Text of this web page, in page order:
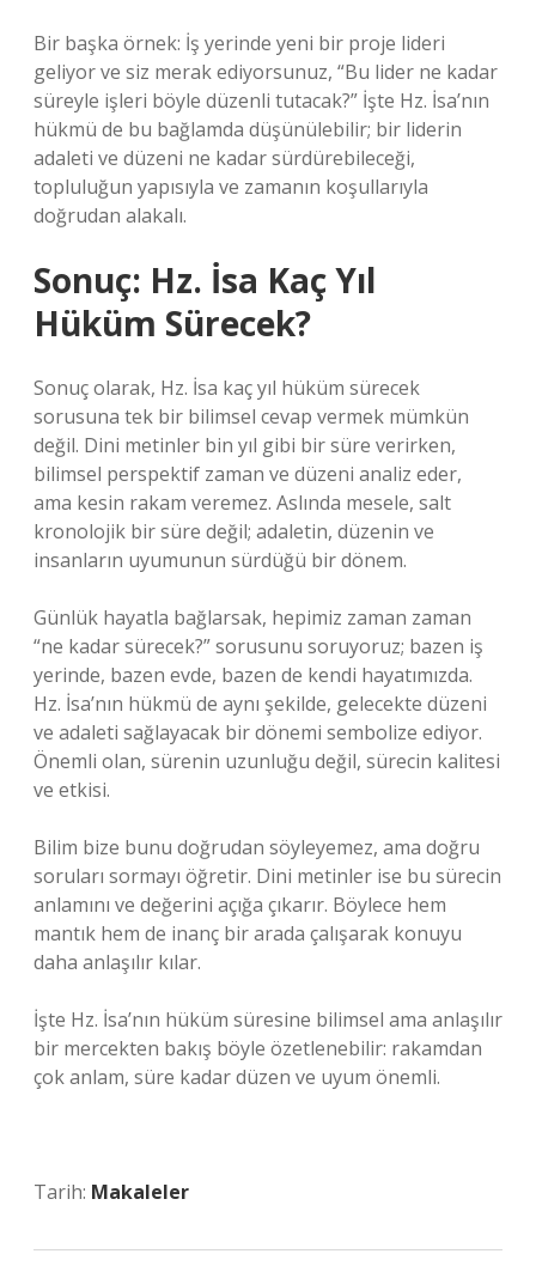
Bir başka örnek: İş yerinde yeni bir proje lideri
geliyor ve siz merak ediyorsunuz, “Bu lider ne kadar
süreyle işleri böyle düzenli tutacak?” İşte Hz. İsa’nın
hükmü de bu bağlamda düşünülebilir; bir liderin
adaleti ve düzeni ne kadar sürdürebileceği,
topluluğun yapısıyla ve zamanın koşullarıyla
doğrudan alakalı.
Sonuç: Hz. İsa Kaç Yıl
Hüküm Sürecek?
Sonuç olarak, Hz. İsa kaç yıl hüküm sürecek
sorusuna tek bir bilimsel cevap vermek mümkün
değil. Dini metinler bin yıl gibi bir süre verirken,
bilimsel perspektif zaman ve düzeni analiz eder,
ama kesin rakam veremez. Aslında mesele, salt
kronolojik bir süre değil; adaletin, düzenin ve
insanların uyumunun sürdüğü bir dönem.
Günlük hayatla bağlarsak, hepimiz zaman zaman
“ne kadar sürecek?” sorusunu soruyoruz; bazen iş
yerinde, bazen evde, bazen de kendi hayatımızda.
Hz. İsa’nın hükmü de aynı şekilde, gelecekte düzeni
ve adaleti sağlayacak bir dönemi sembolize ediyor.
Önemli olan, sürenin uzunluğu değil, sürecin kalitesi
ve etkisi.
Bilim bize bunu doğrudan söyleyemez, ama doğru
soruları sormayı öğretir. Dini metinler ise bu sürecin
anlamını ve değerini açığa çıkarır. Böylece hem
mantık hem de inanç bir arada çalışarak konuyu
daha anlaşılır kılar.
İşte Hz. İsa’nın hüküm süresine bilimsel ama anlaşılır
bir mercekten bakış böyle özetlenebilir: rakamdan
çok anlam, süre kadar düzen ve uyum önemli.
Tarih: Makaleler